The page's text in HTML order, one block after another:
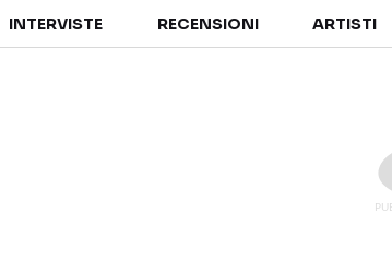
INTERVISTE RECENSIONI ARTISTI